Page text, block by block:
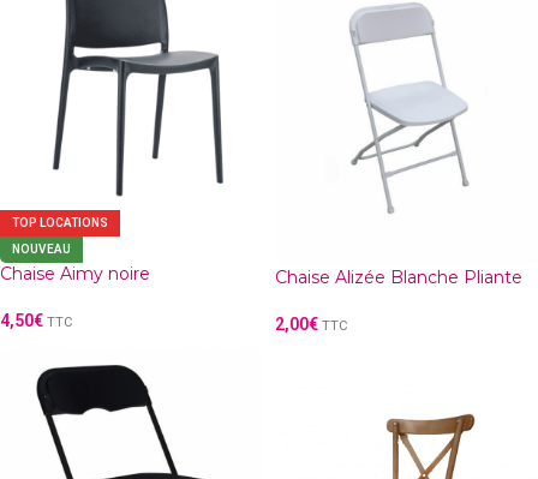
TOP LOCATIONS
NOUVEAU
Chaise Aimy noire
4,50€ TTC
Chaise Alizée Blanche Pliante
2,00€ TTC